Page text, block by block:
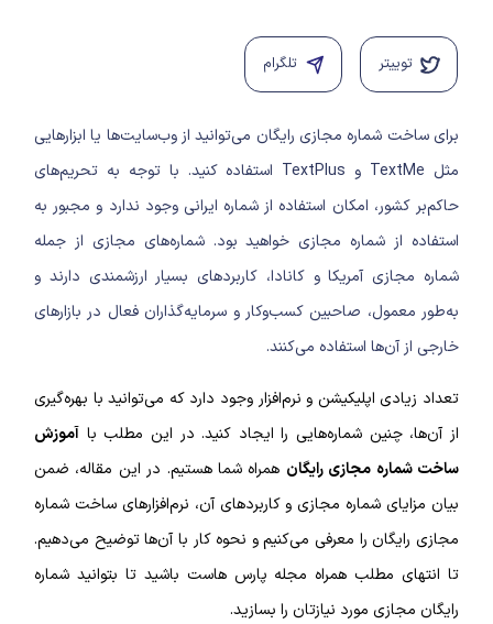
توییتر تلگرام
برای ساخت شماره مجازی رایگان می‌توانید از وب‌سایت‌ها یا ابزارهایی
مثل TextMe و TextPlus استفاده کنید. با توجه به تحریم‌های
حاکم‌بر کشور، امکان استفاده از شماره ایرانی وجود ندارد و مجبور به
استفاده از شماره مجازی خواهید بود.شماره‌های مجازی از جمله
شماره مجازی آمریکا و کانادا، کاربرد‌های بسیار ارزشمندی دارند و
به‌طور معمول، صاحبین کسب‌وکار و سرمایه‌‌گذاران فعال در بازار‌های
خارجی از آن‌ها استفاده می‌کنند.
تعداد زیادی اپلیکیشن و نرم‌افزار وجود دارد که می‌توانید با بهره‌گیری
از آن‌ها، چنین شماره‌‌هایی را ایجاد کنید. در این مطلب با آموزش
ساخت شماره مجازی رایگان همراه شما هستیم. در این مقاله، ضمن
بیان مزایای شماره مجازی و کاربرد‌های آن، نرم‌افزارهای ساخت شماره
مجازی رایگان را معرفی می‌کنیم و نحوه کار با آن‌ها توضیح می‌دهیم.
تا انتهای مطلب همراه مجله پارس هاست باشید تا بتوانید شماره
رایگان مجازی مورد نیازتان را بسازید.